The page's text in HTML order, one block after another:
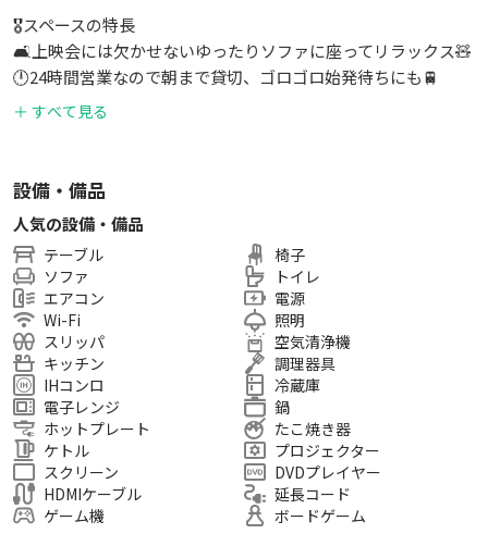
🎖スペースの特長
🛋上映会には欠かせないゆったりソファに座ってリラックス🧸
🕛24時間営業なので朝まで貸切、ゴロゴロ始発待ちにも🚆
🎲映画鑑賞後は、みんなでボドゲパーティ❗
8名以上でご利用の場合は追加人数×1,000円のオプション追加
必須
※0歳のお子様は人数に含まれません※
例）10名の場合オプション数量3、合計3000円追加
🏠広さ
38㎡/1DK
⭕️こんな利用用途に！
まったりおうちデート/会議・オフサイトミーティング/誕生日
会・宅飲み/ボードゲームパーティ/新年会・歓送迎会・送別
会・懇親会・オフ会/各種撮影・スポーツ観戦・鑑賞会・上映
＋ すべて見る
設備・備品
人気の設備・備品
テーブル
ソファ
エアコン
Wi-Fi
スリッパ
キッチン
IHコンロ
電子レンジ
ホットプレート
ケトル
スクリーン
HDMIケーブル
ゲーム機
椅子
トイレ
電源
照明
空気清浄機
調理器具
冷蔵庫
鍋
たこ焼き器
プロジェクター
DVDプレイヤー
延長コード
ボードゲーム